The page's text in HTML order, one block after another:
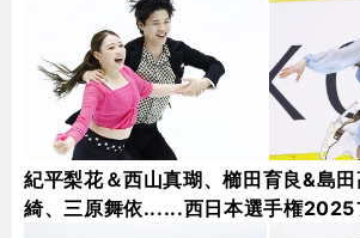
紀平梨花＆西山真瑚、櫛田育良&島
綺、三原舞依......西日本選手権2025